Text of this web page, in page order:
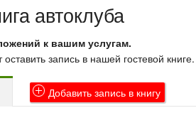
автоклуба
к вашим услугам.
запись в нашей гостевой книге.
Добавитьзапись в книгу